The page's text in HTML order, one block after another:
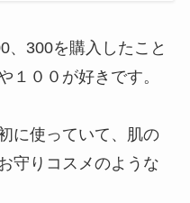
、300を購入したこと
１００が好きです。
に使っていて、肌の
守りコスメのような